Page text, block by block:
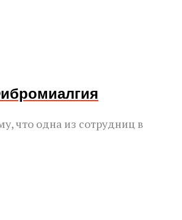
что одна из сотрудниц в